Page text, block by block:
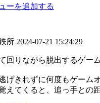
ーを追加する
所 2024-07-21 15:24:29
回りながら脱出するゲーム
げきれずに何度もゲーム
えてくると、追っ手との